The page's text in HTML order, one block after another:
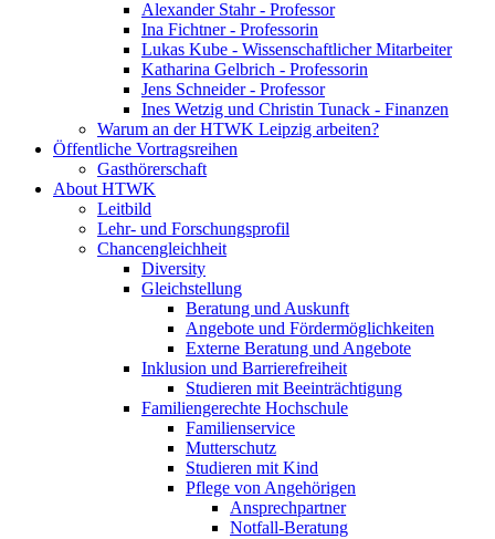
Alexander Stahr - Professor
Ina Fichtner - Professorin
Lukas Kube - Wissenschaftlicher Mitarbeiter
Katharina Gelbrich - Professorin
Jens Schneider - Professor
Ines Wetzig und Christin Tunack - Finanzen
Warum an der HTWK Leipzig arbeiten?
Öffentliche Vortragsreihen
Gasthörerschaft
About HTWK
Leitbild
Lehr- und Forschungsprofil
Chancengleichheit
Diversity
Gleichstellung
Beratung und Auskunft
Angebote und Fördermöglichkeiten
Externe Beratung und Angebote
Inklusion und Barrierefreiheit
Studieren mit Beeinträchtigung
Familiengerechte Hochschule
Familienservice
Mutterschutz
Studieren mit Kind
Pflege von Angehörigen
Ansprechpartner
Notfall-Beratung